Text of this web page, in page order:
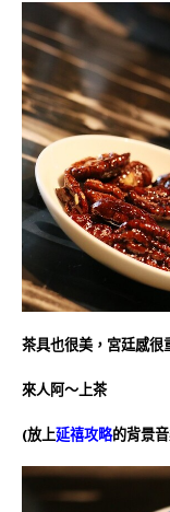
茶具也很美，宮廷感很
來人阿～上茶
(放上延禧攻略的背景